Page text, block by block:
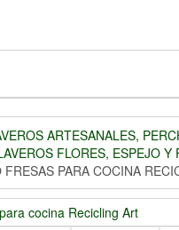
ARTESANALES,
FLORES, ESPEJO Y
FRESAS PARA COCINA